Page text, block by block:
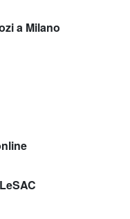
a Milano